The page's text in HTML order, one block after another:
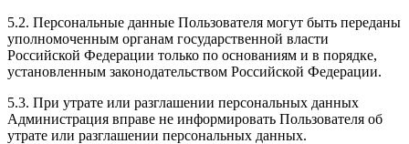
5.2. Персональные данные Пользователя могут быть переданы
уполномоченным органам государственной власти
Российской Федерации только по основаниям и в порядке,
установленным законодательством Российской Федерации.
5.3. При утрате или разглашении персональных данных
Администрация вправе не информировать Пользователя об
утрате или разглашении персональных данных.